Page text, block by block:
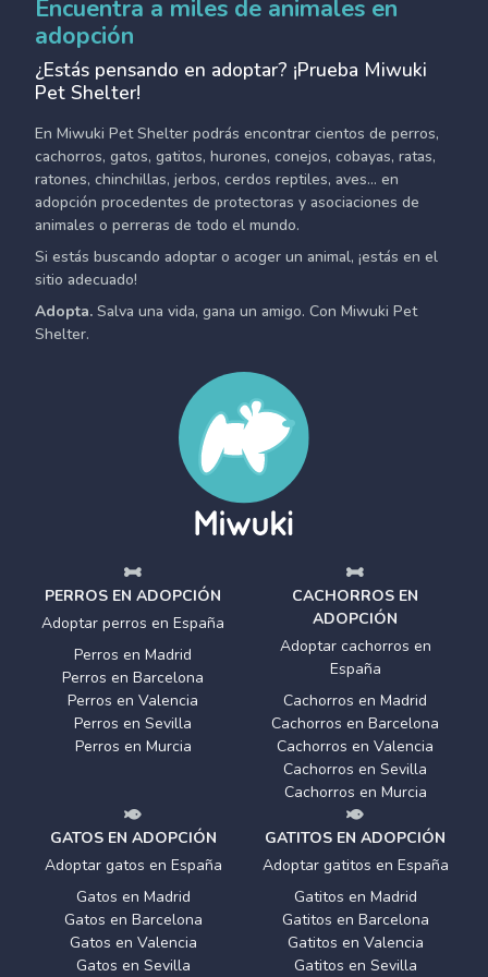
Encuentra a miles de animales en
adopción
¿Estás pensando en adoptar? ¡Prueba Miwuki
Pet Shelter!
En Miwuki Pet Shelter podrás encontrar cientos de perros,
cachorros, gatos, gatitos, hurones, conejos, cobayas, ratas,
ratones, chinchillas, jerbos, cerdos reptiles, aves... en
adopción procedentes de protectoras y asociaciones de
animales o perreras de todo el mundo.
Si estás buscando adoptar o acoger un animal, ¡estás en el
sitio adecuado!
Adopta. Salva una vida, gana un amigo. Con Miwuki Pet
Shelter.
PERROS EN ADOPCIÓN
Adoptar perros en España
Perros en Madrid
Perros en Barcelona
Perros en Valencia
Perros en Sevilla
Perros en Murcia
CACHORROS EN
ADOPCIÓN
Adoptar cachorros en
España
Cachorros en Madrid
Cachorros en Barcelona
Cachorros en Valencia
Cachorros en Sevilla
Cachorros en Murcia
GATOS EN ADOPCIÓN
Adoptar gatos en España
Gatos en Madrid
Gatos en Barcelona
Gatos en Valencia
Gatos en Sevilla
GATITOS EN ADOPCIÓN
Adoptar gatitos en España
Gatitos en Madrid
Gatitos en Barcelona
Gatitos en Valencia
Gatitos en Sevilla